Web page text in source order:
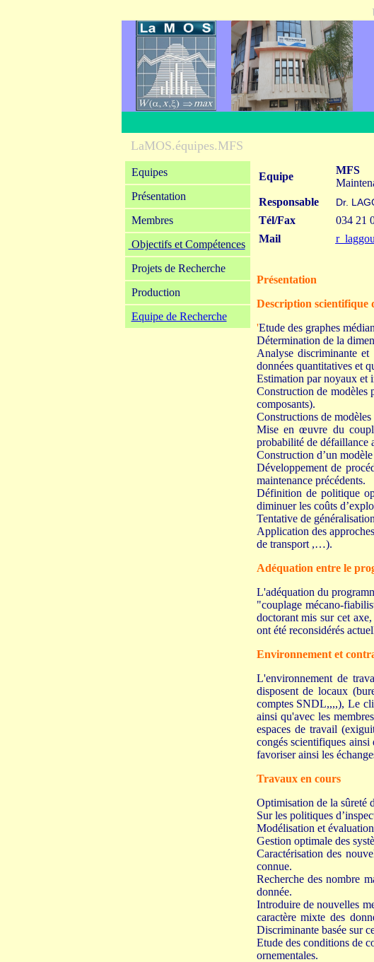
LaMOS.équipes.MFS
Equipes
Présentation
Membres
Objectifs et Compétences
Projets de Recherche
Production
Equipe de Recherche
Equipe
MFS
Responsable
Dr.
Tél/Fax
034 21
Mail
Présentation
Description scientifique
'Etude des graphes
Détermination de la
Analyse discriminante et
données quantitatives et
Estimation par noyaux et
Construction de modèles
composants).
Constructions de
Mise en œuvre du
probabilité de défaillance
Construction d’un
Développement de
maintenance précédents.
Définition de politique
diminuer les coûts
Tentative de
Application des
de transport ,…).
Adéquation entre le
L'adéquation du
"couplage mécano-
doctorant mis sur cet
ont été reconsidérés
Environnement et
L'environnement de
disposent de locaux
comptes SNDL,,,,), Le
ainsi qu'avec les
espaces de travail
congés scientifiques
favoriser ainsi les
Travaux en cours
Optimisation de la sûreté
Sur les politiques
Modélisation et
Gestion optimale des
Caractérisation des
connue.
Recherche des nombre
donnée.
Introduire de nouvelles
caractère mixte des
Discriminante basée sur
Etude des conditions de
ornementales.